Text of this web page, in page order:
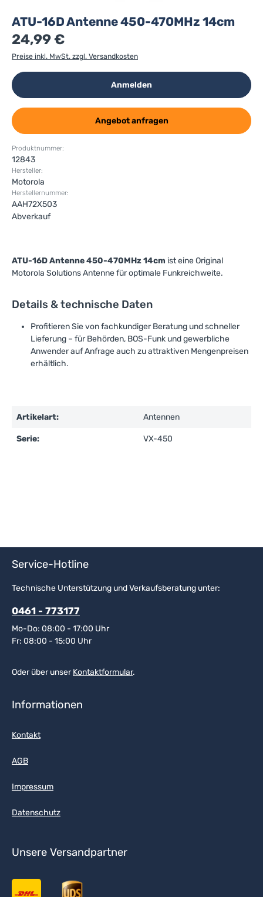
ATU-16D Antenne 450-470MHz 14cm
24,99 €
Preise inkl. MwSt. zzgl. Versandkosten
Anmelden
Angebot anfragen
Produktnummer:
12843
Hersteller:
Motorola
Herstellernummer:
AAH72X503
Abverkauf
ATU-16D Antenne 450-470MHz 14cm ist eine Original
Motorola Solutions Antenne für optimale Funkreichweite.
Details & technische Daten
Profitieren Sie von fachkundiger Beratung und schneller
Lieferung – für Behörden, BOS-Funk und gewerbliche
Anwender auf Anfrage auch zu attraktiven Mengenpreisen
erhältlich.
Artikelart: Antennen
Serie: VX-450
Service-Hotline
Technische Unterstützung und Verkaufsberatung unter:
0461 - 773177
Mo-Do: 08:00 - 17:00 Uhr
Fr: 08:00 - 15:00 Uhr
Oder über unserKontaktformular.
Informationen
Kontakt
AGB
Impressum
Datenschutz
Unsere Versandpartner